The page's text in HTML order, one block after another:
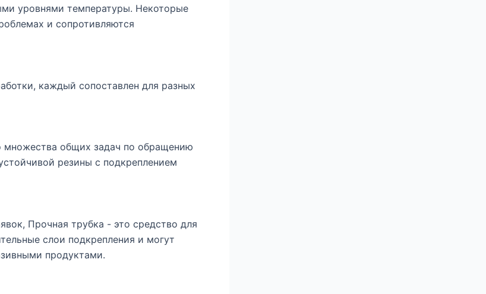
уровнями температуры. Некоторые
и сопротивляются
каждый сопоставлен для разных
общих задач по обращению
резины с подкреплением
Прочная трубка - это средство для
слои подкрепления и могут
продуктами.